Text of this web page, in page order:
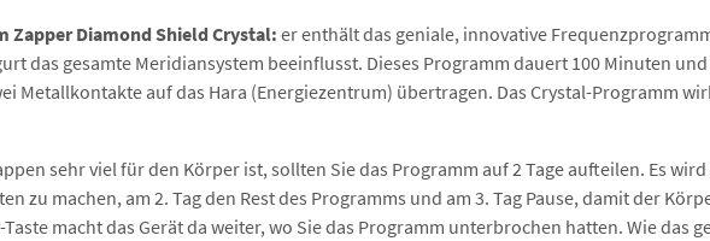
Zapper Diamond Shield Crystal: er enthält das geniale, innovative
das gesamte Meridiansystem beeinflusst. Dieses Programm dauert 100 Minuten
Metallkontakte auf das Hara (Energiezentrum) übertragen. Das Crystal-Programm
sehr viel für den Körper ist, sollten Sie das Programm auf 2 Tage aufteilen. Es
zu machen, am 2. Tag den Rest des Programms und am 3. Tag Pause, damit der
macht das Gerät da weiter, wo Sie das Programm unterbrochen hatten. Wie das